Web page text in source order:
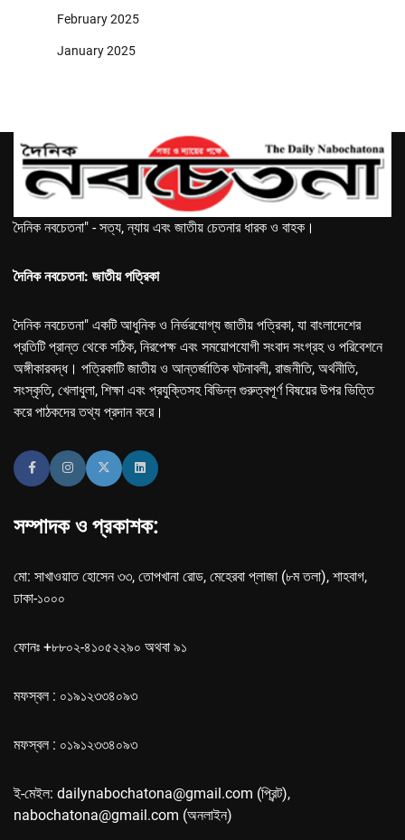
February 2025
January 2025
দৈনিক নবচেতনা" - সত্য, ন্যায় এবং জাতীয় চেতনার ধারক ও বাহক।
দৈনিক নবচেতনা: জাতীয় পত্রিকা
দৈনিক নবচেতনা" একটি আধুনিক ও নির্ভরযোগ্য জাতীয় পত্রিকা, যা বাংলাদেশের
প্রতিটি প্রান্ত থেকে সঠিক, নিরপেক্ষ এবং সময়োপযোগী সংবাদ সংগ্রহ ও পরিবেশনে
অঙ্গীকারবদ্ধ। পত্রিকাটি জাতীয় ও আন্তর্জাতিক ঘটনাবলী, রাজনীতি, অর্থনীতি,
সংস্কৃতি, খেলাধুলা, শিক্ষা এবং প্রযুক্তিসহ বিভিন্ন গুরুত্বপূর্ণ বিষয়ের উপর ভিত্তি
করে পাঠকদের তথ্য প্রদান করে।
সম্পাদক ও প্রকাশক:
মো: সাখাওয়াত হোসেন ৩৩, তোপখানা রোড, মেহেরবা প্লাজা (৮ম তলা), শাহবাগ,
ঢাকা-১০০০
ফোনঃ +৮৮০২-৪১০৫২২৯০ অথবা ৯১
মফস্বল : ০১৯১২৩৩৪০৯৩
মফস্বল : ০১৯১২৩৩৪০৯৩
ই-মেইল: dailynabochatona@gmail.com (প্রিন্ট),
nabochatona@gmail.com (অনলাইন)